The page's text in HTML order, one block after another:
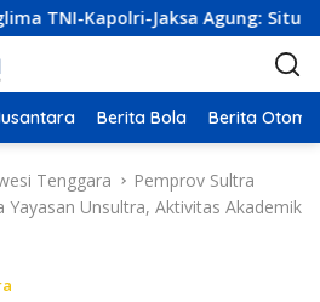
Kapolri-Jaksa Agung: Situasi
Berita Bola Berita
Tenggara
Pemprov Sultra
Yayasan Unsultra, Aktivitas Akademik